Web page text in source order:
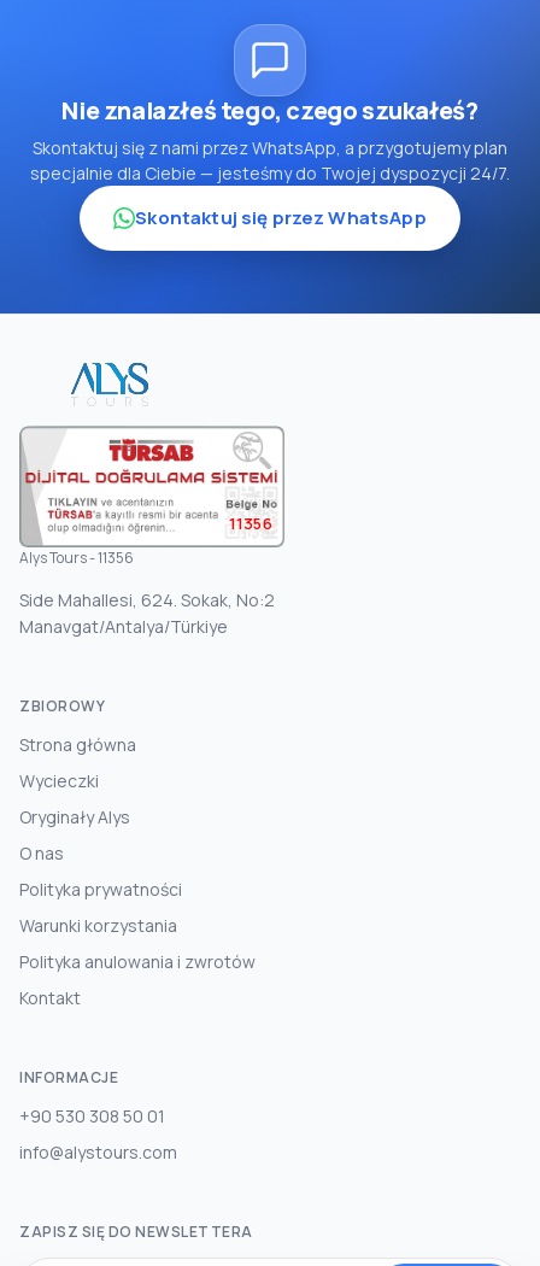
Nie znalazłeś tego, czego szukałeś?
Skontaktuj się z nami przez WhatsApp, a przygotujemy plan
specjalnie dla Ciebie — jesteśmy do Twojej dyspozycji 24/7.
Skontaktuj się przez WhatsApp
11356
Alys Tours - 11356
Side Mahallesi, 624. Sokak, No:2
Manavgat/Antalya/Türkiye
ZBIOROWY
Strona główna
Wycieczki
Oryginały Alys
O nas
Polityka prywatności
Warunki korzystania
Polityka anulowania i zwrotów
Kontakt
INFORMACJE
+90 530 308 50 01
info@alystours.com
ZAPISZ SIĘ DO NEWSLETTERA